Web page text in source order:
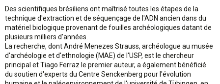
Des scientifiques brésiliens ont maîtrisé toutes les étapes de la
technique d'extraction et de séquençage de l'ADN ancien dans du
matériel biologique provenant de fouilles archéologiques datant de
plusieurs milliers d'années.
La recherche, dont André Menezes Strauss, archéologue au musée
d'archéologie et d'ethnologie (MAE) de l'USP, est le chercheur
principal et Tiago Ferraz le premier auteur, a également bénéficié
du soutien d'experts du Centre Senckenberg pour l'évolution